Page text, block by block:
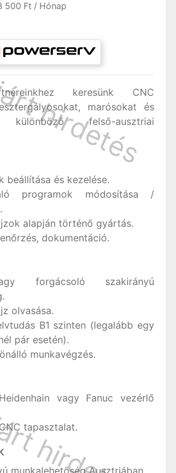
500 Ft / Hónap
keresünk CNC
marósokat és
különböző felső-ausztriai
beállítása és kezelése.
programok módosítása /
alapján történő gyártás.
dokumentáció.
forgácsoló szakirányú
olvasása.
B1 szinten (legalább egy
pár esetén).
munkavégzés.
vagy Fanuc vezérlő
tapasztalat.